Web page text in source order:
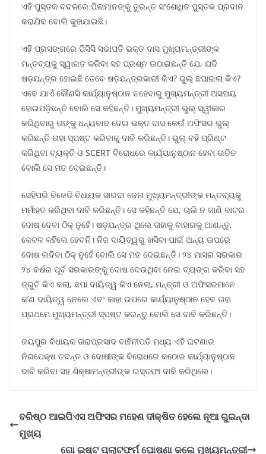
ଏହି ପୁସ୍ତକ ବଦଳରେ ପିଲାମାନଙ୍କୁ ତୁରନ୍ତ ସଂଶୋଧିତ ପୁସ୍ତକ ପ୍ରଦାନ
କରାଯିବ ବୋଲି କୁହାଯାଇଛି।
ଏହି ପ୍ରସଙ୍ଗରେ ପିସିସି ସଭାପତି ଭକ୍ତ ଦାସ ମୁଖ୍ୟମନ୍ତ୍ରୀଙ୍କ
ମନ୍ତବ୍ୟକୁ ସ୍ୱାଗତ କରିବା ସହ ପ୍ରଶ୍ନ ଉଠାଇଛନ୍ତି ଯେ, ଯଦି
ଷଡ଼ଯନ୍ତ୍ର ହୋଇଛି ତେବେ ଷଡ଼ଯନ୍ତ୍ରକାରୀ କିଏ? ଭୁଲ୍ ଛପାଇଲା କିଏ?
ଏବେ ଯାଏଁ କୌଣସି କାର୍ଯ୍ୟାନୁଷ୍ଠାନ ନହେବାରୁ ମୁଖ୍ୟମନ୍ତ୍ରୀ ଅସହାୟ
ହୋଇପଡ଼ିଛନ୍ତି ବୋଲି ସେ କହିଛନ୍ତି। ମୁଖ୍ୟମନ୍ତ୍ରୀ ଭୁଲ୍ ସ୍ୱୀକାର
କରିଥିବାରୁ ତାଙ୍କୁ ଧନ୍ୟବାଦ ଦେଇ ଭକ୍ତ ଦାସ କେଉଁ ଅଫିସର ଭୁଲ୍
କରିଛନ୍ତି ତାହା ସ୍ପଷ୍ଟ କରିବାକୁ ଦାବି କରିଛନ୍ତି। ଭୁଲ୍ ବହି ପ୍ରିଣ୍ଟ
କରିଥିବା ବ୍ୟକ୍ତି ଓ SCERT ବିରୋଧରେ କାର୍ଯ୍ୟାନୁଷ୍ଠାନ ହେବା ଉଚିତ
ବୋଲି ସେ ମତ ଦେଇଛନ୍ତି।
ସେହିପରି ବିଜେଡି ବିଧାୟକ ସାରଦା ଜେନା ମୁଖ୍ୟମନ୍ତ୍ରୀଙ୍କ ମନ୍ତବ୍ୟକୁ
ମର୍ମାହତ କରିଥିବା ଦାବି କରିଛନ୍ତି। ସେ କହିଛନ୍ତି ଯେ, ଚାଲି ନ ଜାଣି ବାଟର
ଦୋଷ ଦେବା ଠିକ୍ ନୁହେଁ। ଷଡ଼ଯନ୍ତ୍ର ଥିଲେ ତାହାକୁ ବାହାରକୁ ଆଣନ୍ତୁ,
କେବଳ କହିଲେ ହେବନି। ନିଜ ଦାୟିତ୍ୱରୁ ଖସିବା ପାଇଁ ଅନ୍ୟ ଉପରେ
ଦୋଷ ଲଦିବା ଠିକ୍ ନୁହେଁ ବୋଲି ସେ ମତ ଦେଇଛନ୍ତି। ୨୪ ମାସର ସରକାର
୨୪ ବର୍ଷର ପୂର୍ବ ସରକାରଙ୍କୁ ଦୋଷ ଦେଉଥିବା ନେଇ ବ୍ୟଙ୍ଗ କରିବା ସହ
ତ୍ରୁଟି କିଏ କଲା, ଛପା ଦାୟିତ୍ୱ କିଏ ନେଲା, ମନ୍ତ୍ରୀ ଓ ଅଫିସରମାନେ
କ’ଣ ଦାୟିତ୍ୱ ନେଲେ ଏବଂ କାହା ଉପରେ କାର୍ଯ୍ୟାନୁଷ୍ଠାନ ହେବ ତାହା
ପ୍ରଥମେ ମୁଖ୍ୟମନ୍ତ୍ରୀ ସ୍ପଷ୍ଟ କରନ୍ତୁ ବୋଲି ସେ ଦାବି କରିଛନ୍ତି।
ଜୟପୁର ବିଧାୟକ ତାରାପ୍ରସାଦ ବାହିନୀପତି ମଧ୍ୟ ଏହି ଘଟଣାର
ନିରପେକ୍ଷ ତଦନ୍ତ ଓ ଦୋଷୀଙ୍କ ବିରୋଧରେ କଠୋର କାର୍ଯ୍ୟାନୁଷ୍ଠାନ
ଦାବି କରିବା ସହ ଶିକ୍ଷାମନ୍ତ୍ରୀଙ୍କ ଇସ୍ତଫା ଦାବି କରିଥିଲେ।
ବରିଷ୍ଠ ଆଇପିଏସ ଅଫିସର ମହେଶ ଦୀକ୍ଷିତ ହେଲେ ନୂଆ ଗୁଇନ୍ଦା
ମୁଖ୍ୟ
ଗୋ ଇଷ୍ଟ ପ୍ଲାଟଫର୍ମ ଘୋଷଣା କଲେ ମୁଖ୍ୟମନ୍ତ୍ରୀ